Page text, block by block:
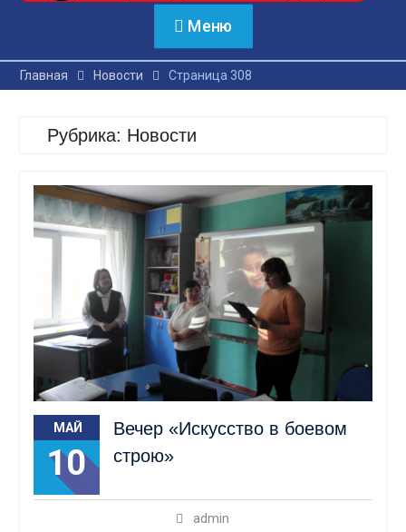
Меню
Главная Новости Страница 308
Рубрика: Новости
МАЙ
10
Вечер «Искусство в боевом
строю»
admin